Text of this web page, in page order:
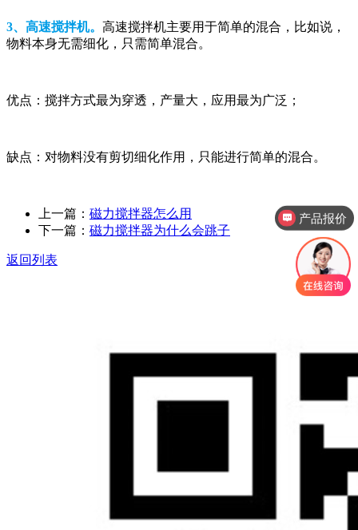
3、高速搅拌机。 高速搅拌机主要用于简单的混合，比如说，
物料本身无需细化，只需简单混合。
优点：搅拌方式最为穿透，产量大，应用最为广泛；
缺点：对物料没有剪切细化作用，只能进行简单的混合。
上一篇： 磁力搅拌器怎么用
下一篇： 磁力搅拌器为什么会跳子
返回列表
产品报价